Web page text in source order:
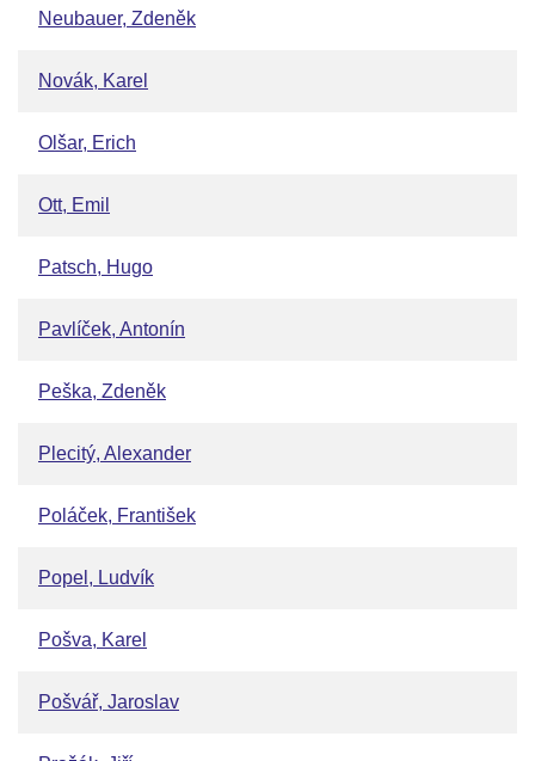
Neubauer, Zdeněk
Novák, Karel
Olšar, Erich
Ott, Emil
Patsch, Hugo
Pavlíček, Antonín
Peška, Zdeněk
Plecitý, Alexander
Poláček, František
Popel, Ludvík
Pošva, Karel
Pošvář, Jaroslav